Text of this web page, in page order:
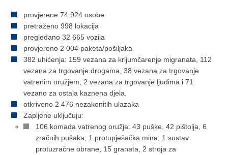
provjerene 74 924 osobe
pretraženo 998 lokacija
pregledano 32 665 vozila
provjereno 2 004 paketa/pošiljaka
382 uhićenja: 159 vezana za krijumčarenje migranata, 112
vezana za trgovanje drogama, 38 vezana za trgovanje
vatrenim oružjem, 2 vezana za trgovanje ljudima i 71
vezano za ostala kaznena djela.
otkriveno 2 476 nezakonitih ulazaka
Zapljene uključuju:
106 komada vatrenog oružja: 43 puške, 42 pištolja, 6
zračnih pušaka, 1 protupješačka mina, 1 sustav
protuzračne obrane, 15 granata, 2 stroja za